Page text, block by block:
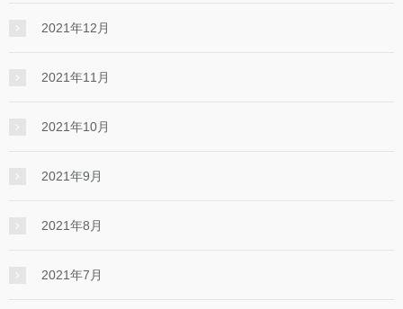
2021年12月
2021年11月
2021年10月
2021年9月
2021年8月
2021年7月